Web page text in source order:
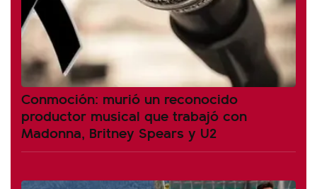
Conmoción: murió un reconocido
productor musical que trabajó con
Madonna, Britney Spears y U2